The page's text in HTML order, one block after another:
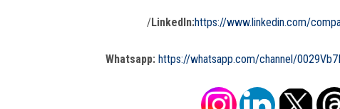
LinkedIn:https://www.linkedin.com/
/
Whatsapp: https://whatsapp.com/channel/